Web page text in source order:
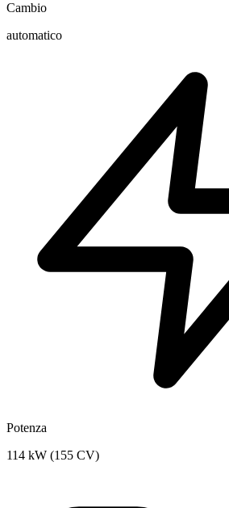
Cambio
automatico
Potenza
114 kW (155 CV)